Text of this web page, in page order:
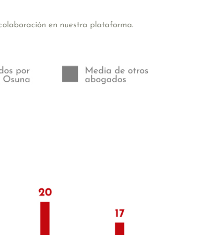
en nuestra plataforma.